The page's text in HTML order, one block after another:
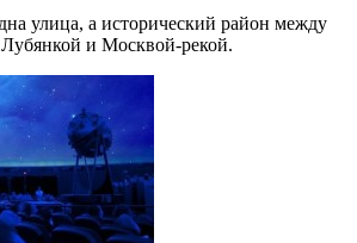
улица, а исторический район между
и Москвой-рекой.